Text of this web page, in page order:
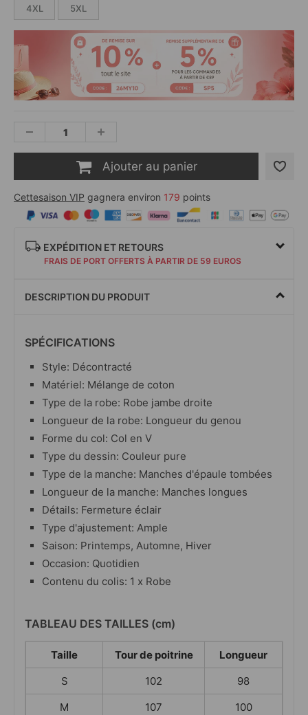
4XL 5XL
Ajouter au panier
Cettesaison VIP gagnera environ 179 points
EXPÉDITION ET RETOURS
FRAIS DE PORT OFFERTS À PARTIR DE 59 EUROS
DESCRIPTION DU PRODUIT
SPÉCIFICATIONS
Style: Décontracté
Matériel: Mélange de coton
Type de la robe: Robe jambe droite
Longueur de la robe: Longueur du genou
Forme du col: Col en V
Type du dessin: Couleur pure
Type de la manche: Manches d'épaule tombées
Longueur de la manche: Manches longues
Détails: Fermeture éclair
Type d'ajustement: Ample
Saison: Printemps, Automne, Hiver
Occasion: Quotidien
Contenu du colis: 1 x Robe
TABLEAU DES TAILLES (cm)
Taille Tour de poitrine
Longueur
S
102
98
M
107
100